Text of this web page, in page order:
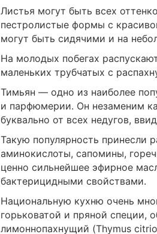
Листья могут быть всех
пестролистые формы с
могут быть сидячими и на
На молодых побегах
маленьких трубчатых с
Тимьян — одно из наиболее
и парфюмерии. Он незаменим
буквально от всех недугов,
Такую популярность принесли
аминокислоты, сапомины,
ценно сильнейшее эфирное
бактерицидными свойствами.
Национальную кухню очень
горьковатой и пряной
лимоннопахнущий (Thymus